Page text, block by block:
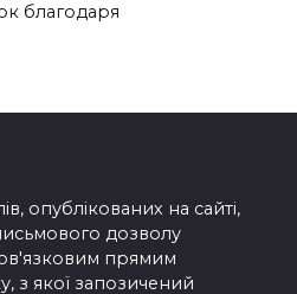
благодаря
опублікованих на сайті,
дозволу
прямим
з якої запозичений